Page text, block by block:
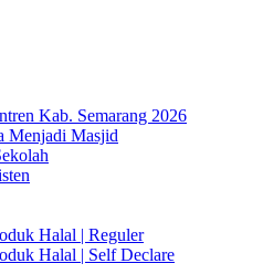
Kab. Semarang 2026
Menjadi Masjid
Halal | Reguler
Halal | Self Declare